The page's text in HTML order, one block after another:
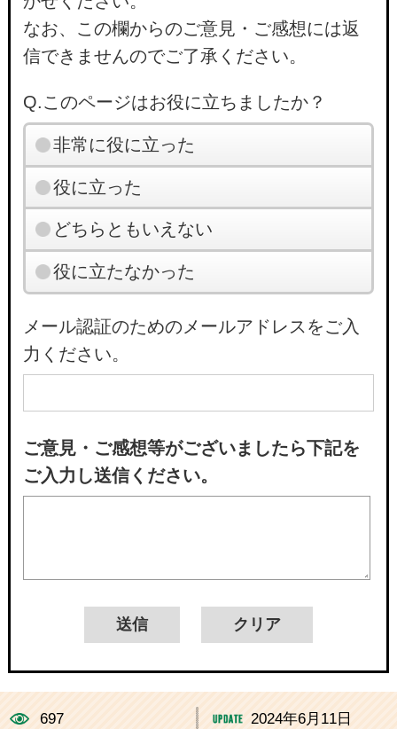
なお、この欄からのご意見・ご感想には返
信できませんのでご了承ください。
Q.このページはお役に立ちましたか？
非常に役に立った
役に立った
どちらともいえない
役に立たなかった
メール認証のためのメールアドレスをご入
力ください。
ご意見・ご感想等がございましたら下記を
ご入力し送信ください。
697 2024年6月11日